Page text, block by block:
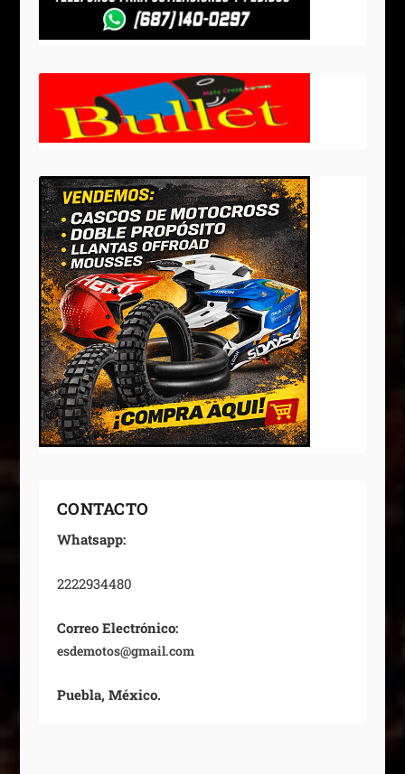
CONTACTO
Whatsapp:
2222934480
Correo Electrónico:
esdemotos@gmail.com
Puebla, México.